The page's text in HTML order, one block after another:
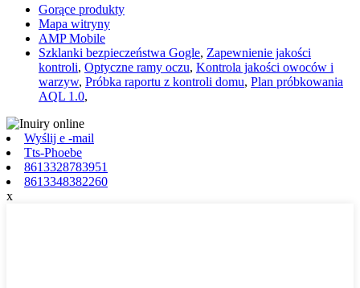
Gorące produkty
Mapa witryny
AMP Mobile
Szklanki bezpieczeństwa Gogle, Zapewnienie jakości
kontroli, Optyczne ramy oczu, Kontrola jakości owoców i
warzyw, Próbka raportu z kontroli domu, Plan próbkowania
AQL 1.0,
Wyślij e -mail
Tts-Phoebe
8613328783951
8613348382260
x